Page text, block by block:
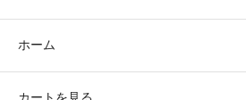
ホーム
カートを見る